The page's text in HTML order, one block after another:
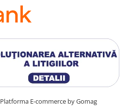
Platforma E-commerce by Gomag